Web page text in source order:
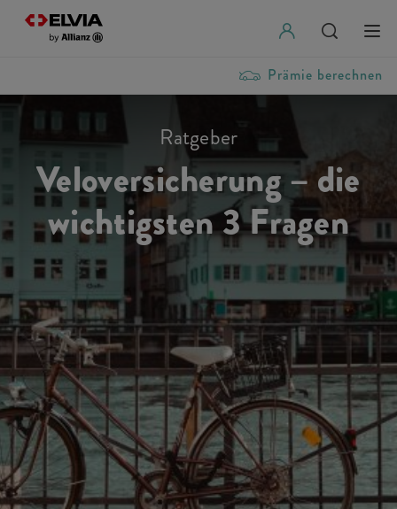
Prämie berechnen
Ratgeber
Veloversicherung – die
wichtigsten 3 Fragen